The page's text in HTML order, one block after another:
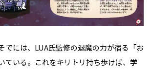
でには、LUA氏監修の退魔の力が宿る「お
ている。これをキリトリ持ち歩けば、学